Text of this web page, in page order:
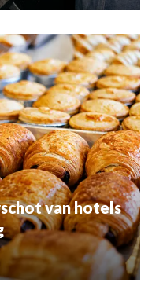
van hotels